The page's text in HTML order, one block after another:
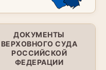
ДОКУМЕНТЫ
ВЕРХОВНОГО СУДА
РОССИЙСКОЙ
ФЕДЕРАЦИИ